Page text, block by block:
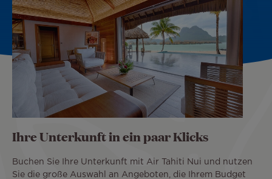
Ihre Unterkunft in ein paar Klicks
Buchen Sie Ihre Unterkunft mit Air Tahiti Nui und nutzen
Sie die große Auswahl an Angeboten, die Ihrem Budget